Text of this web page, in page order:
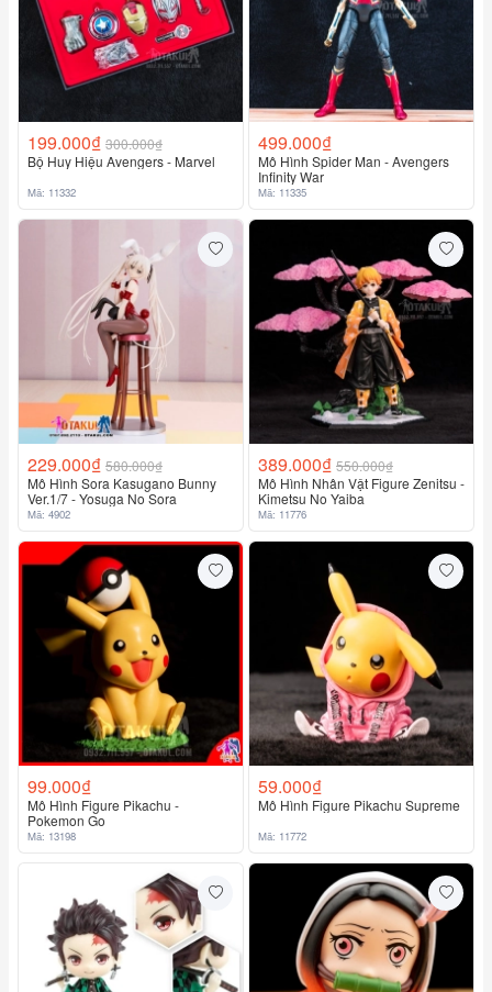
199.000₫ 300.000₫
Bộ Huy Hiệu Avengers - Marvel
Mã: 11332
499.000₫
Mô Hình Spider Man - Avengers
Infinity War
Mã: 11335
229.000₫ 580.000₫
Mô Hình Sora Kasugano Bunny
Ver.1/7 - Yosuga No Sora
Mã: 4902
389.000₫ 550.000₫
Mô Hình Nhân Vật Figure Zenitsu -
Kimetsu No Yaiba
Mã: 11776
99.000₫
Mô Hình Figure Pikachu -
Pokemon Go
Mã: 13198
59.000₫
Mô Hình Figure Pikachu Supreme
Mã: 11772